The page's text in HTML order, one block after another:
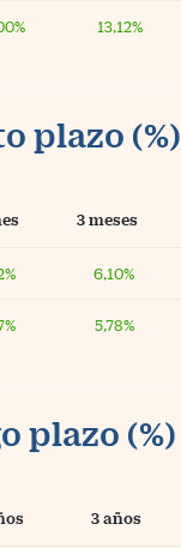
13,12%
plazo (%)
3 meses
6,10%
5,78%
plazo (%)
3 años